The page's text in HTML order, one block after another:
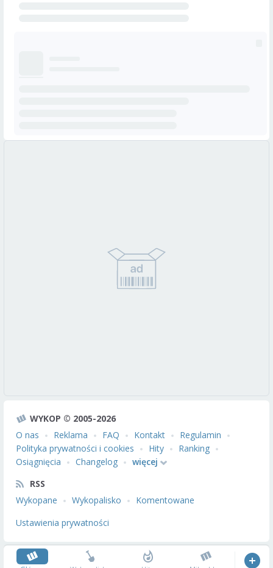
WYKOP © 2005-2026
O nas
Reklama FAQ Kontakt
Regulamin
Polityka prywatności i cookies
Hity
Ranking
Osiągnięcia
Changelog
więcej
RSS
Wykopane
Wykopalisko
Komentowane
Ustawienia prywatności